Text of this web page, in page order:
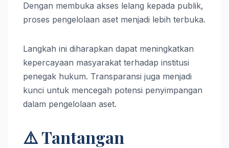
Dengan membuka akses lelang kepada publik,
proses pengelolaan aset menjadi lebih terbuka.
Langkah ini diharapkan dapat meningkatkan
kepercayaan masyarakat terhadap institusi
penegak hukum. Transparansi juga menjadi
kunci untuk mencegah potensi penyimpangan
dalam pengelolaan aset.
⚠️ Tantangan